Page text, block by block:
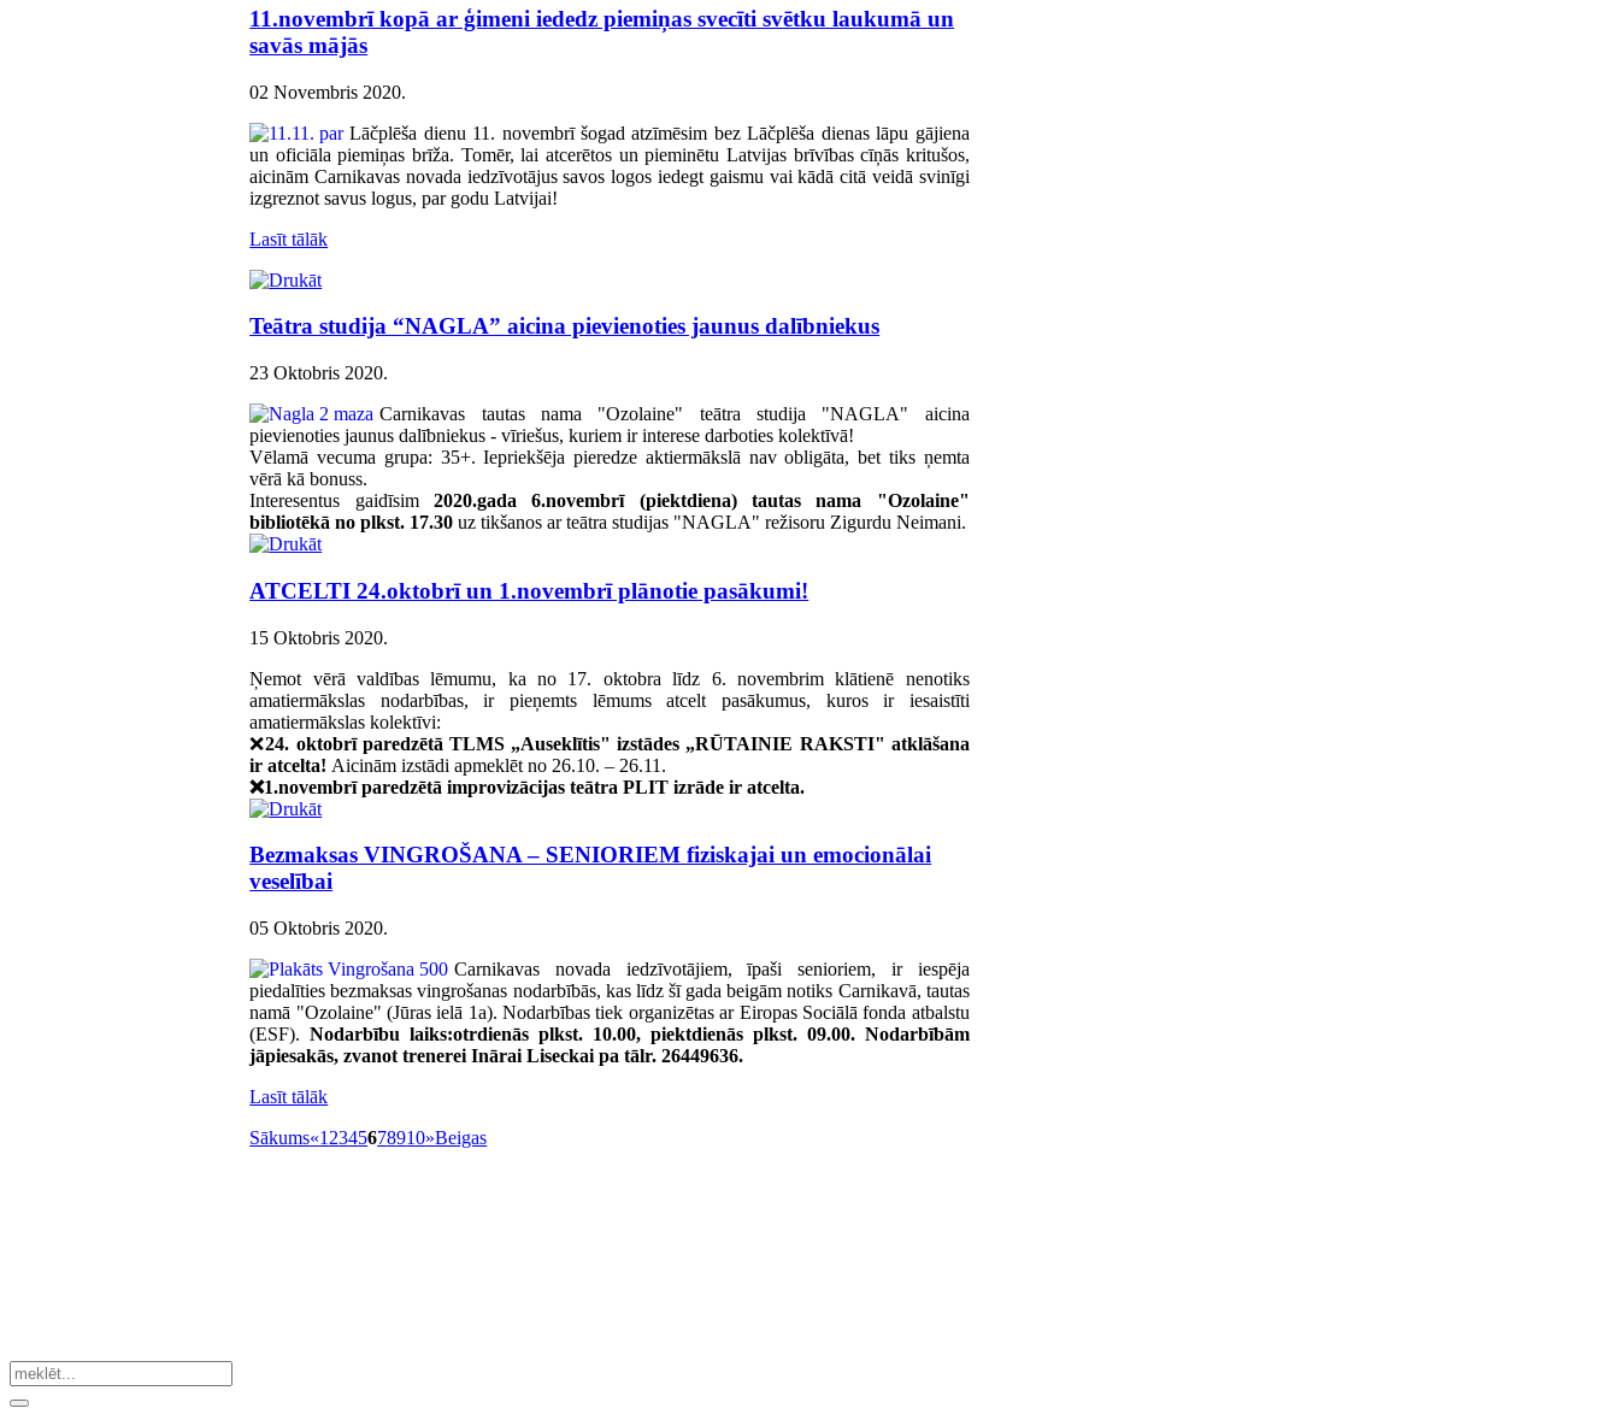
11.novembrī kopā ar ģimeni iededz piemiņas svecīti svētku laukumā un
savās mājās
02 Novembris 2020.
Lāčplēša dienu 11. novembrī šogad atzīmēsim bez Lāčplēša dienas lāpu gājiena
un oficiāla piemiņas brīža. Tomēr, lai atcerētos un pieminētu Latvijas brīvības cīņās kritušos,
aicinām Carnikavas novada iedzīvotājus savos logos iedegt gaismu vai kādā citā veidā svinīgi
izgreznot savus logus, par godu Latvijai!
Lasīt tālāk
Teātra studija “NAGLA” aicina pievienoties jaunus dalībniekus
23 Oktobris 2020.
Carnikavas tautas nama "Ozolaine" teātra studija "NAGLA" aicina
pievienoties jaunus dalībniekus - vīriešus, kuriem ir interese darboties kolektīvā!
Vēlamā vecuma grupa: 35+. Iepriekšēja pieredze aktiermākslā nav obligāta, bet tiks ņemta
vērā kā bonuss.
Interesentus gaidīsim 2020.gada 6.novembrī (piektdiena) tautas nama "Ozolaine"
bibliotēkā no plkst. 17.30 uz tikšanos ar teātra studijas "NAGLA" režisoru Zigurdu Neimani.
ATCELTI 24.oktobrī un 1.novembrī plānotie pasākumi!
15 Oktobris 2020.
Ņemot vērā valdības lēmumu, ka no 17. oktobra līdz 6. novembrim klātienē nenotiks
amatiermākslas nodarbības, ir pieņemts lēmums atcelt pasākumus, kuros ir iesaistīti
amatiermākslas kolektīvi:
❌24. oktobrī paredzētā TLMS „Auseklītis" izstādes „RŪTAINIE RAKSTI" atklāšana
ir atcelta! Aicinām izstādi apmeklēt no 26.10. – 26.11.
❌1.novembrī paredzētā improvizācijas teātra PLIT izrāde ir atcelta.
Bezmaksas VINGROŠANA – SENIORIEM fiziskajai un emocionālai
veselībai
05 Oktobris 2020.
Carnikavas novada iedzīvotājiem, īpaši senioriem, ir iespēja
piedalīties bezmaksas vingrošanas nodarbībās, kas līdz šī gada beigām notiks Carnikavā, tautas
namā "Ozolaine" (Jūras ielā 1a). Nodarbības tiek organizētas ar Eiropas Sociālā fonda atbalstu
(ESF).Nodarbību laiks:otrdienās plkst. 10.00, piektdienās plkst. 09.00. Nodarbībām
jāpiesakās, zvanot trenerei Inārai Liseckai pa tālr. 26449636.
Lasīt tālāk
Sākums«1 2345678910»Beigas